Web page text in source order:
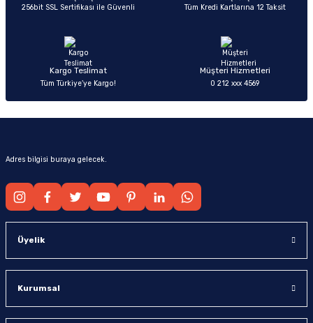
Ürün fiyatı diğer sitelerden daha pahalı.
256bit SSL Sertifikası ile Güvenli Tüm Kredi Kartlarına 12 Taksit
Kargo Teslimat
Tüm Türkiye’ye Kargo!
Müşteri Hizmetleri
0 212 xxx 4569
Adres bilgisi buraya gelecek.
Üyelik
Kurumsal